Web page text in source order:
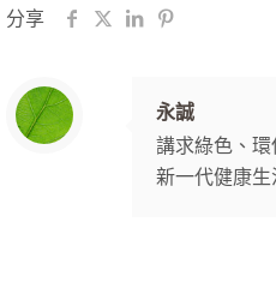
分享
永誠
講求綠色、
新一代健康生